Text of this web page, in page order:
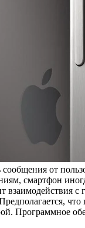
сообщения от
смартфон
взаимодействия с
Программное